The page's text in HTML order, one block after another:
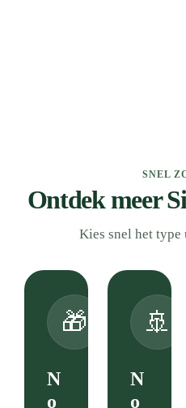
SNEL
Ontdek meer
Kies snel het
🎁
N
o
🚢
N
o